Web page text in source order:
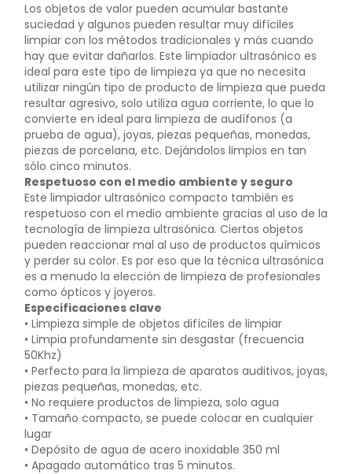
Los objetos de valor pueden acumular bastante
suciedad y algunos pueden resultar muy difíciles
limpiar con los métodos tradicionales y más cuando
hay que evitar dañarlos. Este limpiador ultrasónico es
ideal para este tipo de limpieza ya que no necesita
utilizar ningún tipo de producto de limpieza que pueda
resultar agresivo, solo utiliza agua corriente, lo que lo
convierte en ideal para limpieza de audífonos (a
prueba de agua), joyas, piezas pequeñas, monedas,
piezas de porcelana, etc. Dejándolos limpios en tan
sólo cinco minutos.
Respetuoso con el medio ambiente y seguro
Este limpiador ultrasónico compacto también es
respetuoso con el medio ambiente gracias al uso de la
tecnología de limpieza ultrasónica. Ciertos objetos
pueden reaccionar mal al uso de productos químicos
y perder su color. Es por eso que la técnica ultrasónica
es a menudo la elección de limpieza de profesionales
como ópticos y joyeros.
Especificaciones clave
• Limpieza simple de objetos difíciles de limpiar
• Limpia profundamente sin desgastar (frecuencia
50Khz)
• Perfecto para la limpieza de aparatos auditivos, joyas,
piezas pequeñas, monedas, etc.
• No requiere productos de limpieza, solo agua
• Tamaño compacto, se puede colocar en cualquier
lugar
• Depósito de agua de acero inoxidable 350 ml
• Apagado automático tras 5 minutos.